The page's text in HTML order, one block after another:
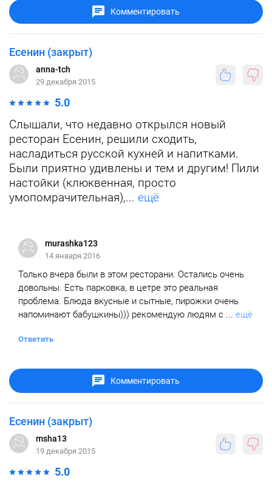
Комментировать
Есенин (закрыт)
anna-tch
29 декабря 2015
5.0
Слышали, что недавно открылся новый
ресторан Есенин, решили сходить,
насладиться русской кухней и напитками.
Были приятно удивлены и тем и другим! Пили
настойки (клюквенная, просто
умопомрачительная),... ещё
murashka123
14 января 2016
Только вчера были в этом ресторани. Остались очень
довольны. Есть парковка, в цетре это реальная
проблема. Блюда вкусные и сытные, пирожки очень
напоминают бабушкины))) рекомендую людям с ... ещё
Ответить
Комментировать
Есенин (закрыт)
msha13
19 декабря 2015
5.0